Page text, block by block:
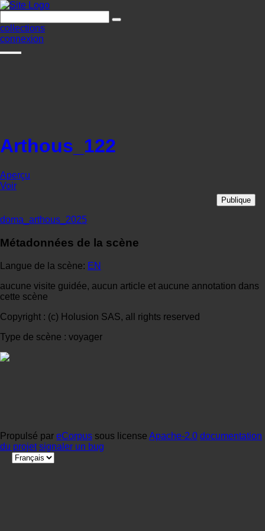
collections
connexion
Arthous_122
Aperçu
Voir
Publique
doma_arthous_2025
Métadonnées de la scène
Langue de la scène: EN
aucune visite guidée, aucun article et aucune annotation dans
cette scène
Copyright : (c) Holusion SAS, all rights reserved
Type de scène : voyager
Propulsé par eCorpus sous license Apache-2.0 documentation
du projet signaler un bug